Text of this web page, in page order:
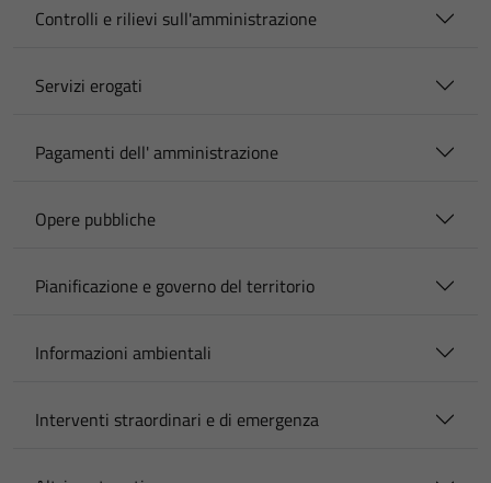
Controlli e rilievi sull'amministrazione
Servizi erogati
Pagamenti dell' amministrazione
Opere pubbliche
Pianificazione e governo del territorio
Informazioni ambientali
Interventi straordinari e di emergenza